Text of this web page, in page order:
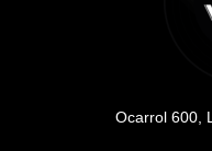
Ocarrol 600,